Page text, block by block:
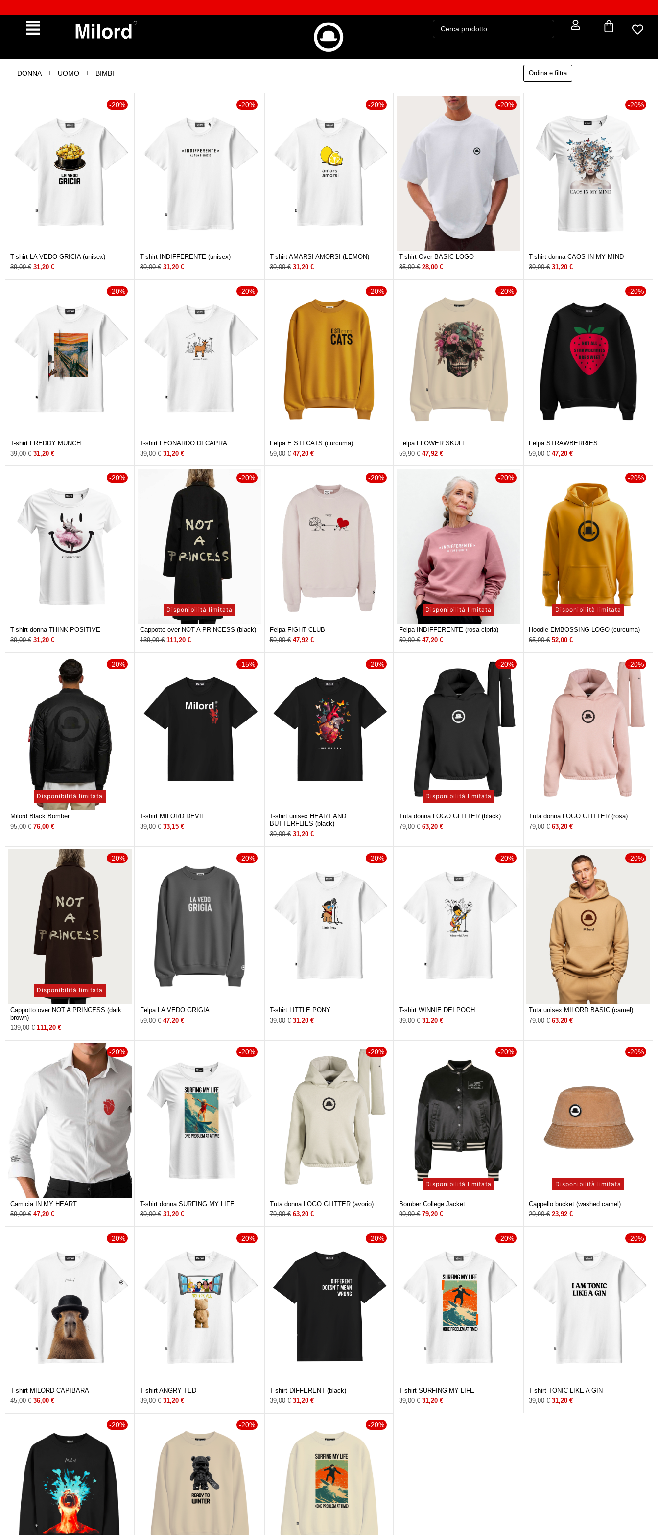
DONNA UOMO BIMBI Ordina e filtra
-20%
T-shirt LA VEDO GRICIA (unisex)
39,00€ 31,20 €
-20%
T-shirt INDIFFERENTE (unisex)
39,00€ 31,20 €
-20%
T-shirt AMARSI AMORSI (LEMON)
39,00€ 31,20 €
-20%
T-shirt Over BASIC LOGO
35,00€ 28,00€
-20%
T-shirt donna CAOS IN MY MIND
39,00€ 31,20€
-20%
T-shirt FREDDY MUNCH
39,00€ 31,20 €
-20%
T-shirt LEONARDO DI CAPRA
39,00€ 31,20 €
-20%
Felpa E STI CATS (curcuma)
59,00€ 47,20 €
-20%
Felpa FLOWER SKULL
59,90€ 47,92€
-20%
Felpa STRAWBERRIES
59,00€ 47,20€
-20%
T-shirt donna THINK POSITIVE
39,00€ 31,20 €
-20%
Disponibilità limitata
Cappotto over NOT A PRINCESS (black)
139,00€ 111,20 €
-20%
Felpa FIGHT CLUB
59,90€ 47,92 €
-20%
Disponibilità limitata
Felpa INDIFFERENTE (rosa cipria)
59,00€ 47,20€
-20%
Disponibilità limitata
Hoodie EMBOSSING LOGO (curcuma)
65,00€ 52,00€
-20%
Disponibilità limitata
Milord Black Bomber
95,00€ 76,00 €
-15%
T-shirt MILORD DEVIL
39,00€ 33,15 €
-20%
T-shirt unisex HEART AND
BUTTERFLIES (black)
39,00€ 31,20 €
-20%
Disponibilità limitata
Tuta donna LOGO GLITTER (black)
79,00€ 63,20€
-20%
Tuta donna LOGO GLITTER (rosa)
79,00€ 63,20€
-20%
Disponibilità limitata
Cappotto over NOT A PRINCESS (dark
brown)
139,00€ 111,20 €
-20%
Felpa LA VEDO GRIGIA
59,00€ 47,20 €
-20%
T-shirt LITTLE PONY
39,00€ 31,20 €
-20%
T-shirt WINNIE DEI POOH
39,00€ 31,20€
-20%
Tuta unisex MILORD BASIC (camel)
79,00€ 63,20€
-20%
Camicia IN MY HEART
59,00€ 47,20 €
-20%
T-shirt donna SURFING MY LIFE
39,00€ 31,20 €
-20%
Tuta donna LOGO GLITTER (avorio)
79,00€ 63,20 €
-20%
Disponibilità limitata
Bomber College Jacket
99,00€ 79,20€
-20%
Disponibilità limitata
Cappello bucket (washed camel)
29,90€ 23,92€
-20%
T-shirt MILORD CAPIBARA
45,00€ 36,00 €
-20%
T-shirt ANGRY TED
39,00€ 31,20 €
-20%
T-shirt DIFFERENT (black)
39,00€ 31,20 €
-20%
T-shirt SURFING MY LIFE
39,00€ 31,20€
-20%
T-shirt TONIC LIKE A GIN
39,00€ 31,20€
-20% -20% -20%